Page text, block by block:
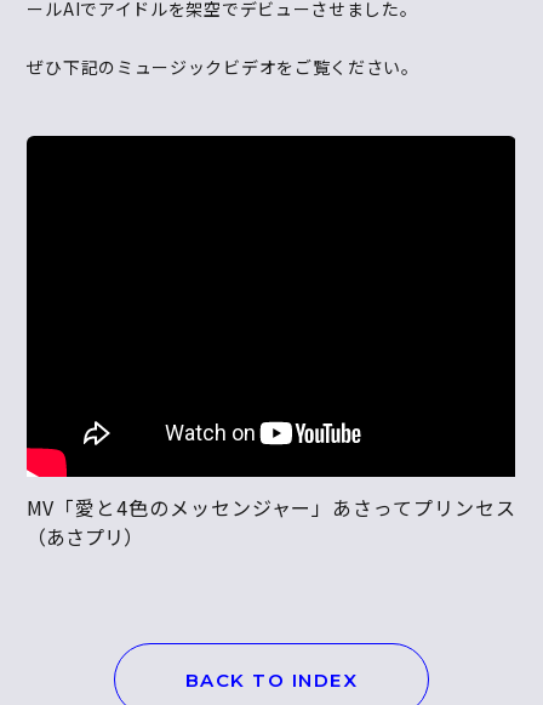
ールAIでアイドルを架空でデビューさせました。
ぜひ下記のミュージックビデオをご覧ください。
MV「愛と4色のメッセンジャー」あさってプリンセス
（あさプリ）
BACK TO INDEX